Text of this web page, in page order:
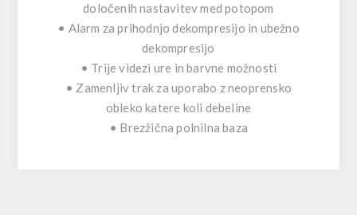
določenih nastavitev med potopom
• Alarm za prihodnjo dekompresijo in ubežno
dekompresijo
• Trije videzi ure in barvne možnosti
• Zamenljiv trak za uporabo z neoprensko
obleko katere koli debeline
• Brezžična polnilna baza